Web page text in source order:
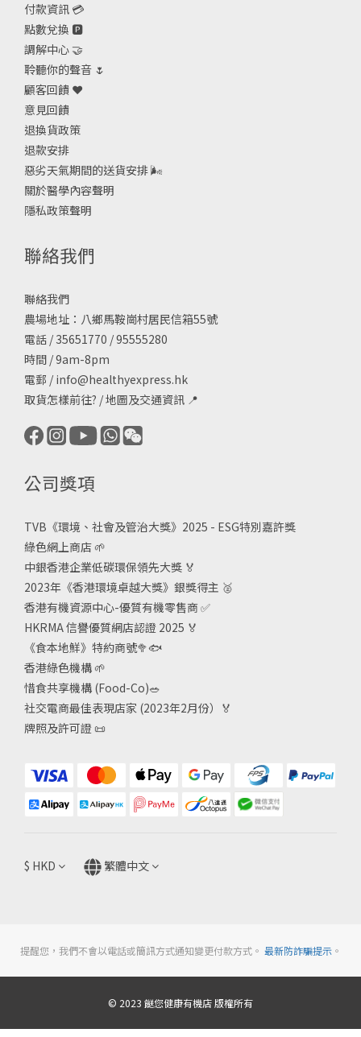
付款資訊 💳
點數兌換 🅿️
調解中心 🤝
聆聽你的聲音 🌷
顧客回饋 ❤️
意見回饋
退換貨政策
退款安排
惡劣天氣期間的送貨安排🌬
關於醫學內容聲明
隱私政策聲明
聯絡我們
聯絡我們
農場地址：八鄉馬鞍崗村居民信箱55號
電話 / 35651770 / 95555280
時間 / 9am-8pm
電郵 / info@healthyexpress.hk
取貨怎樣前往? /地圖及交通資訊 📍
公司獎項
TVB《環境、社會及管治大獎》2025 - ESG特別嘉許獎
綠色網上商店 🌱
中銀香港企業低碳環保領先大獎 🏅
2023年《香港環境卓越大獎》銀獎得主 🥈
香港有機資源中心-優質有機零售商✅
HKRMA 信譽優質網店認證 2025 🏅
《食本地鮮》特約商號🥦🐟
香港綠色機構 🌱
惜食共享機構 (Food-Co)🥗
社交電商最佳表現店家 (2023年2月份）🏅
牌照及許可證 📜
$ HKD 繁體中文
提醒您，我們不會以電話或簡訊方式通知變更付款方式。 最新防詐騙提示。
© 2023 餸您健康有機店 版權所有